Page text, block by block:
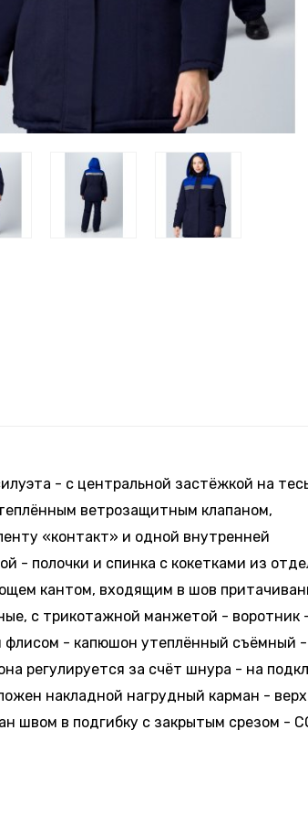
- с центральной застёжкой на
ветрозащитным клапаном,
«контакт» и одной внутренней
- полочки и спинка с кокетками из
кантом, входящим в шов
с трикотажной манжетой - воротник
флисом - капюшон утеплённый съёмный -
регулируется за счёт шнура - на
накладной нагрудный карман -
швом в подгибку с закрытым срезом -